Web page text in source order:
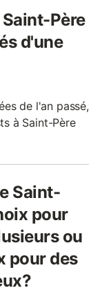
Père
d'une
de l'an passé,
à Saint-Père
Saint-
pour
ou
pour des